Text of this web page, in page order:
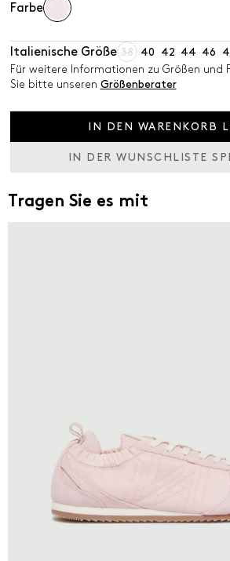
Farbe
Italienische Größe 38 40 42 44 46
Für weitere Informationen zu Größen und
Sie bitte unseren Größenberater
IN DEN WARENKORB
IN DER WUNSCHLISTE
Tragen Sie es mit